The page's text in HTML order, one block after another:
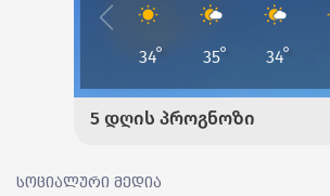
სოციალური მედია